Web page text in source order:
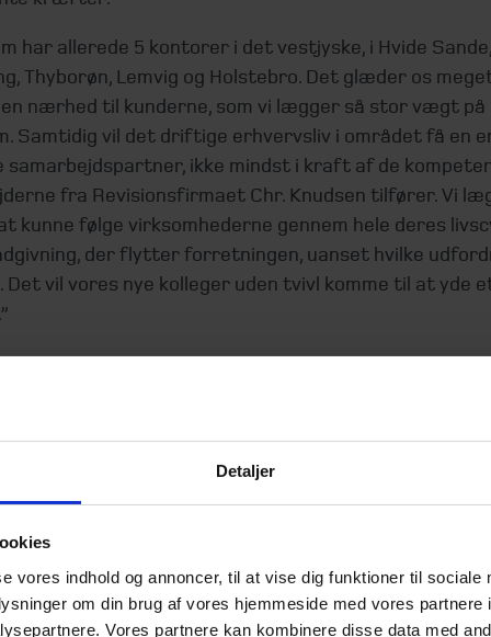
Detaljer
vores indhold og annoncer, til at vise dig funktioner til sociale
om din brug af vores hjemmeside med vores partnere
Vores partnere kan kombinere disse data med
har allerede 5 kontorer i det vestjyske, i Hvide Sande,
Thyborøn, Lemvig og Holstebro. Det glæder os
nærhed til kunderne, som vi lægger så stor vægt på
Samtidig vil det driftige erhvervsliv i området få en
ikke mindst i kraft af de
fra Revisionsfirmaet Chr. Knudsen tilfører. Vi
kunne følge virksomhederne gennem hele deres
der flytter forretningen, uanset hvilke
Det vil vores nye kolleger uden tvivl komme til at yde
er en dansk revisions- og rådgivningsvirksomhed,
har ca. 1.900 ansatte på 40 kontorer i Danmark
har en årlig omsætning på ca. 1,42 mia. kroner
er medlem af HLB, et internationalt netværk af